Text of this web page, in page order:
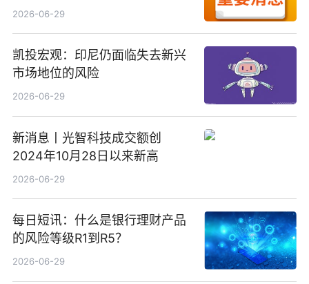
备案公示剧目197部
2026-06-29
凯投宏观：印尼仍面临失去新兴
市场地位的风险
2026-06-29
新消息丨光智科技成交额创
2024年10月28日以来新高
2026-06-29
每日短讯：什么是银行理财产品
的风险等级R1到R5？
2026-06-29